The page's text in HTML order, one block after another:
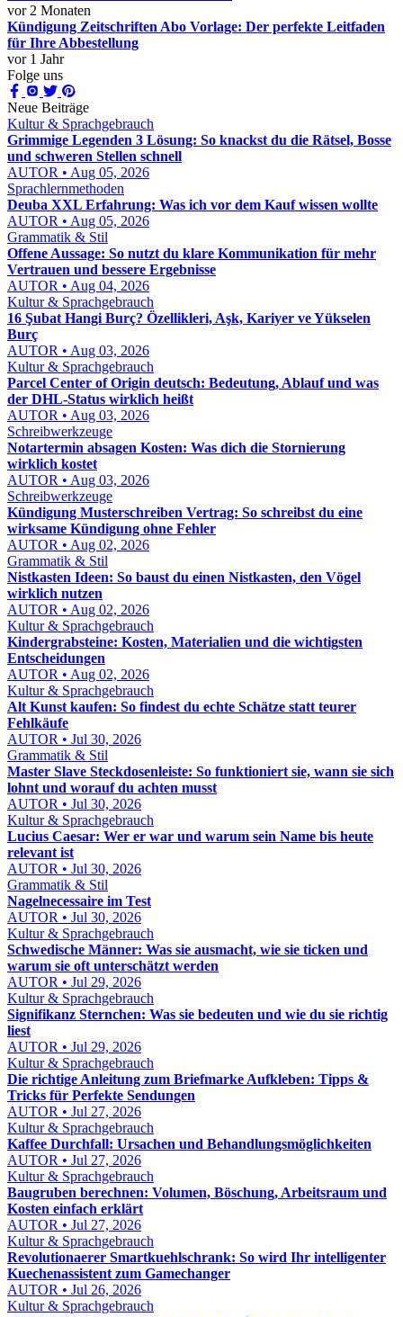
vor 2 Monaten
Kündigung Zeitschriften Abo Vorlage: Der perfekte Leitfaden
für Ihre Abbestellung
vor 1 Jahr
Folge uns
Neue Beiträge
Kultur & Sprachgebrauch
Grimmige Legenden 3 Lösung: So knackst du die Rätsel, Bosse
und schweren Stellen schnell
AUTOR • Aug 05, 2026
Sprachlernmethoden
Deuba XXL Erfahrung: Was ich vor dem Kauf wissen wollte
AUTOR • Aug 05, 2026
Grammatik & Stil
Offene Aussage: So nutzt du klare Kommunikation für mehr
Vertrauen und bessere Ergebnisse
AUTOR • Aug 04, 2026
Kultur & Sprachgebrauch
16 Şubat Hangi Burç? Özellikleri, Aşk, Kariyer ve Yükselen
Burç
AUTOR • Aug 03, 2026
Kultur & Sprachgebrauch
Parcel Center of Origin deutsch: Bedeutung, Ablauf und was
der DHL-Status wirklich heißt
AUTOR • Aug 03, 2026
Schreibwerkzeuge
Notartermin absagen Kosten: Was dich die Stornierung
wirklich kostet
AUTOR • Aug 03, 2026
Schreibwerkzeuge
Kündigung Musterschreiben Vertrag: So schreibst du eine
wirksame Kündigung ohne Fehler
AUTOR • Aug 02, 2026
Grammatik & Stil
Nistkasten Ideen: So baust du einen Nistkasten, den Vögel
wirklich nutzen
AUTOR • Aug 02, 2026
Kultur & Sprachgebrauch
Kindergrabsteine: Kosten, Materialien und die wichtigsten
Entscheidungen
AUTOR • Aug 02, 2026
Kultur & Sprachgebrauch
Alt Kunst kaufen: So findest du echte Schätze statt teurer
Fehlkäufe
AUTOR • Jul 30, 2026
Grammatik & Stil
Master Slave Steckdosenleiste: So funktioniert sie, wann sie sich
lohnt und worauf du achten musst
AUTOR • Jul 30, 2026
Kultur & Sprachgebrauch
Lucius Caesar: Wer er war und warum sein Name bis heute
relevant ist
AUTOR • Jul 30, 2026
Grammatik & Stil
Nagelnecessaire im Test
AUTOR • Jul 30, 2026
Kultur & Sprachgebrauch
Schwedische Männer: Was sie ausmacht, wie sie ticken und
warum sie oft unterschätzt werden
AUTOR • Jul 29, 2026
Kultur & Sprachgebrauch
Signifikanz Sternchen: Was sie bedeuten und wie du sie richtig
liest
AUTOR • Jul 29, 2026
Kultur & Sprachgebrauch
Die richtige Anleitung zum Briefmarke Aufkleben: Tipps &
Tricks für Perfekte Sendungen
AUTOR • Jul 27, 2026
Kultur & Sprachgebrauch
Kaffee Durchfall: Ursachen und Behandlungsmöglichkeiten
AUTOR • Jul 27, 2026
Kultur & Sprachgebrauch
Baugruben berechnen: Volumen, Böschung, Arbeitsraum und
Kosten einfach erklärt
AUTOR • Jul 27, 2026
Kultur & Sprachgebrauch
Revolutionaerer Smartkuehlschrank: So wird Ihr intelligenter
Kuechenassistent zum Gamechanger
AUTOR • Jul 26, 2026
Kultur & Sprachgebrauch